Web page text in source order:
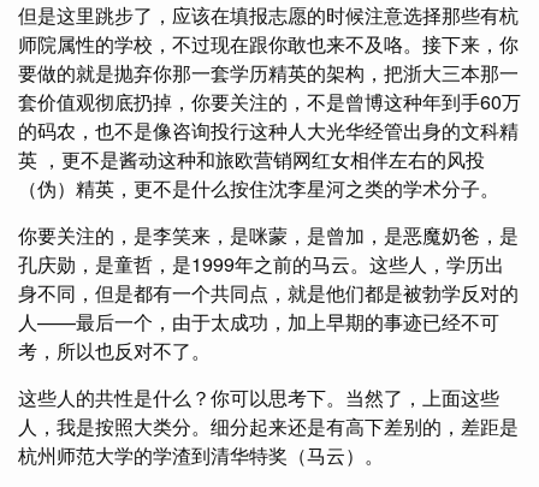
但是这里跳步了，应该在填报志愿的时候注意选择那些有杭
师院属性的学校，不过现在跟你敢也来不及咯。接下来，你
要做的就是抛弃你那一套学历精英的架构，把浙大三本那一
套价值观彻底扔掉，你要关注的，不是曾博这种年到手60万
的码农，也不是像咨询投行这种人大光华经管出身的文科精
英 ，更不是酱动这种和旅欧营销网红女相伴左右的风投
（伪）精英，更不是什么按住沈李星河之类的学术分子。
你要关注的，是李笑来，是咪蒙，是曾加，是恶魔奶爸，是
孔庆勋，是童哲，是1999年之前的马云。这些人，学历出
身不同，但是都有一个共同点，就是他们都是被勃学反对的
人——最后一个，由于太成功，加上早期的事迹已经不可
考，所以也反对不了。
这些人的共性是什么？你可以思考下。当然了，上面这些
人，我是按照大类分。细分起来还是有高下差别的，差距是
杭州师范大学的学渣到清华特奖（马云）。